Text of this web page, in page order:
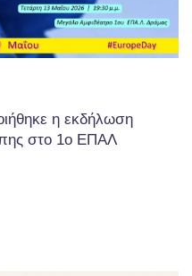
η εκδήλωση
στο 1ο ΕΠΑΛ